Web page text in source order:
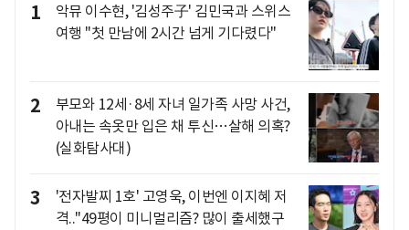
1
악뮤 이수현, '김성주子' 김민국과 스위스
여행 "첫 만남에 2시간 넘게 기다렸다"
2
부모와 12세·8세 자녀 일가족 사망 사건,
아내는 속옷만 입은 채 투신…살해 의혹?
(실화탐사대)
3
'전자발찌 1호' 고영욱, 이번엔 이지혜 저
격.."49평이 미니멀리즘? 많이 출세했구